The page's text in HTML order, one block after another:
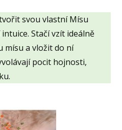
svou vlastní Mísu
Stačí vzít ideálně
mísu a vložit do ní
pocit hojnosti,